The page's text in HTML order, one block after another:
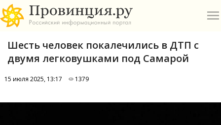
О
Шесть человек покалечились в ДТП с
двумя легковушками под Самарой
15 июля 2025, 13:17 1379